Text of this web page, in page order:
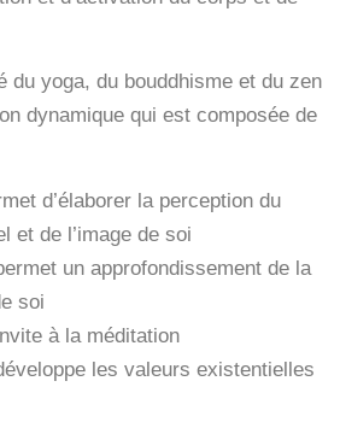
du yoga, du bouddhisme et du zen
dynamique qui est composée de
d’élaborer la perception du
et de l’image de soi
un approfondissement de la
soi
à la méditation
les valeurs existentielles